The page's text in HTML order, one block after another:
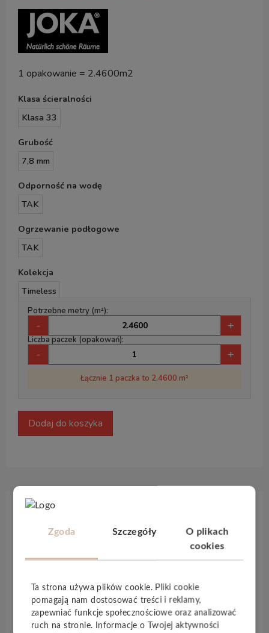
1 opakowanie = 2.4600m2
Klasa ścieralności
Klasa 33
Grubość
7,8 mm
Odporność na wodę
TAK
Ogrzewanie podłogowe
TAK
Kolekcja
Timeless
Potrzebne metry (m²):
- +
Liczba paczek (opakowań):
- +
Łącznie 1 paczka to 2.4600 m²
Dodaj do koszyka
każdego pokolenia. Podłogi są neutralne pod
względem emisji CO2, wolne od PCW i
plastyfikatorów oraz wykonane ztrwałych,
naturalnychsurowców. Solidna powierzchnia jest
Zgoda Szczegóły
O plikach
cookies
Ta strona używa plików cookie. Pliki cookie
pomagają nam dostosować treści i reklamy,
zapewniać funkcje społecznościowe oraz analizować
ruch na stronie. Informacje o Twojej aktywności